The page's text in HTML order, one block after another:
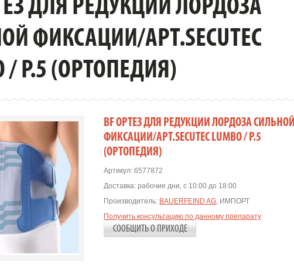
ДЛЯ РЕДУКЦИИ ЛОРДОЗА
ФИКСАЦИИ/АРТ.SECUTEC
/ Р.5 (ОРТОПЕДИЯ)
BF ОРТЕЗ ДЛЯ РЕДУКЦИИ ЛОРДОЗА СИЛЬНОЙ
ФИКСАЦИИ/АРТ.SECUTEC LUMBO / Р.5
(ОРТОПЕДИЯ)
Артикул: 6577872
Доставка: рабочие дни, с 10:00 до 18:00
Производитель: BAUERFEIND AG, ИМПОРТ
Получить консультацию по данному препарату
СООБЩИТЬ О ПРИХОДЕ